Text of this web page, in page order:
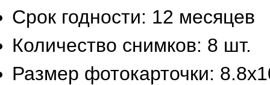
Срок годности: 12 месяцев
Количество снимков: 8 шт.
Размер фотокарточки: